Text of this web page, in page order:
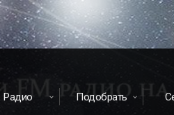
Радио Подобрать